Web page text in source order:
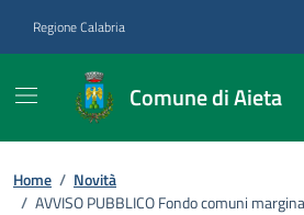
Regione Calabria
Comune di Aieta
Home / Novità
/ AVVISO PUBBLICO Fondo comuni